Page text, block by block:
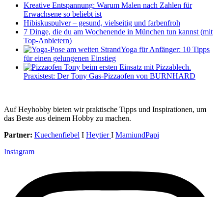
Kreative Entspannung: Warum Malen nach Zahlen für
Erwachsene so beliebt ist
Hibiskuspulver – gesund, vielseitig und farbenfroh
7 Dinge, die du am Wochenende in München tun kannst (mit
Top-Anbietern)
Yoga für Anfänger: 10 Tipps
für einen gelungenen Einstieg
Praxistest: Der Tony Gas-Pizzaofen von BURNHARD
Auf Heyhobby bieten wir praktische Tipps und Inspirationen, um
das Beste aus deinem Hobby zu machen.
Partner: Kuechenfiebel I HeytierI MamiundPapi
Instagram